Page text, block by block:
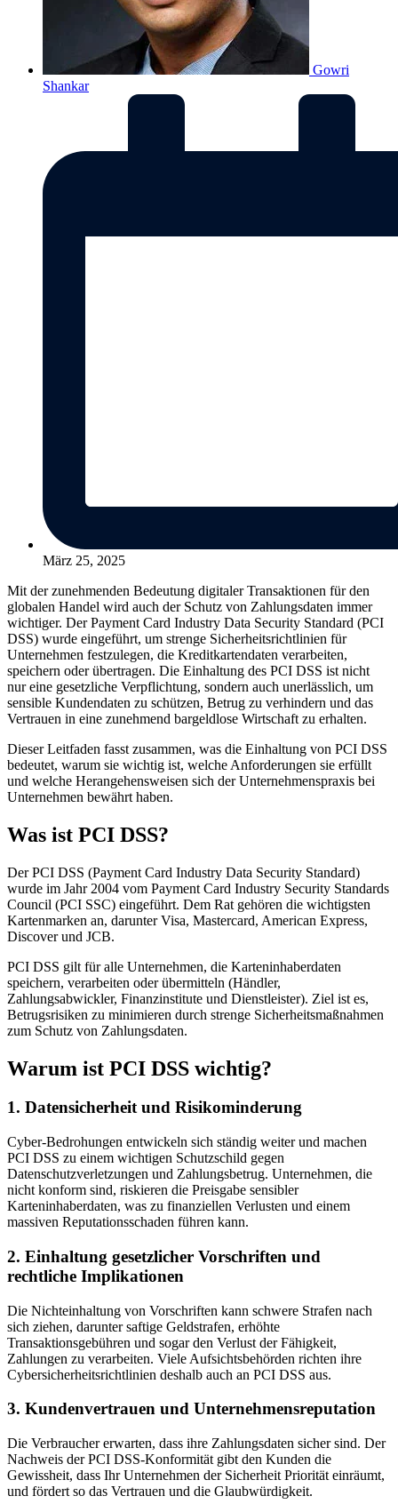
Gowri
Shankar
März 25, 2025
Mit der zunehmenden Bedeutung digitaler Transaktionen für den
globalen Handel wird auch der Schutz von Zahlungsdaten immer
wichtiger. Der Payment Card Industry Data Security Standard (PCI
DSS) wurde eingeführt, um strenge Sicherheitsrichtlinien für
Unternehmen festzulegen, die Kreditkartendaten verarbeiten,
speichern oder übertragen. Die Einhaltung des PCI DSS ist nicht
nur eine gesetzliche Verpflichtung, sondern auch unerlässlich, um
sensible Kundendaten zu schützen, Betrug zu verhindern und das
Vertrauen in eine zunehmend bargeldlose Wirtschaft zu erhalten.
Dieser Leitfaden fasst zusammen, was die Einhaltung von PCI DSS
bedeutet, warum sie wichtig ist, welche Anforderungen sie erfüllt
und welche Herangehensweisen sich der Unternehmenspraxis bei
Unternehmen bewährt haben.
Was ist PCI DSS?
Der PCI DSS (Payment Card Industry Data Security Standard)
wurde im Jahr 2004 vom Payment Card Industry Security Standards
Council (PCI SSC) eingeführt. Dem Rat gehören die wichtigsten
Kartenmarken an, darunter Visa, Mastercard, American Express,
Discover und JCB.
PCI DSS gilt für alle Unternehmen, die Karteninhaberdaten
speichern, verarbeiten oder übermitteln (Händler,
Zahlungsabwickler, Finanzinstitute und Dienstleister). Ziel ist es,
Betrugsrisiken zu minimieren durch strenge Sicherheitsmaßnahmen
zum Schutz von Zahlungsdaten.
Warum ist PCI DSS wichtig?
1. Datensicherheit und Risikominderung
Cyber-Bedrohungen entwickeln sich ständig weiter und machen
PCI DSS zu einem wichtigen Schutzschild gegen
Datenschutzverletzungen und Zahlungsbetrug. Unternehmen, die
nicht konform sind, riskieren die Preisgabe sensibler
Karteninhaberdaten, was zu finanziellen Verlusten und einem
massiven Reputationsschaden führen kann.
2. Einhaltung gesetzlicher Vorschriften und
rechtliche Implikationen
Die Nichteinhaltung von Vorschriften kann schwere Strafen nach
sich ziehen, darunter saftige Geldstrafen, erhöhte
Transaktionsgebühren und sogar den Verlust der Fähigkeit,
Zahlungen zu verarbeiten. Viele Aufsichtsbehörden richten ihre
Cybersicherheitsrichtlinien deshalb auch an PCI DSS aus.
3. Kundenvertrauen und Unternehmensreputation
Die Verbraucher erwarten, dass ihre Zahlungsdaten sicher sind. Der
Nachweis der PCI DSS-Konformität gibt den Kunden die
Gewissheit, dass Ihr Unternehmen der Sicherheit Priorität einräumt,
und fördert so das Vertrauen und die Glaubwürdigkeit.